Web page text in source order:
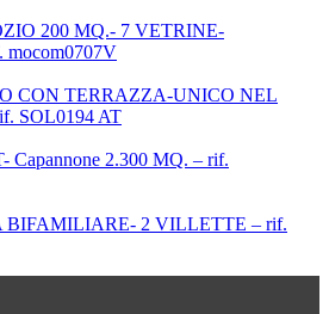
200 MQ.- 7 VETRINE-
CON TERRAZZA-UNICO NEL
SOL0194 AT
Capannone 2.300 MQ. – rif.
2 VILLETTE – rif.